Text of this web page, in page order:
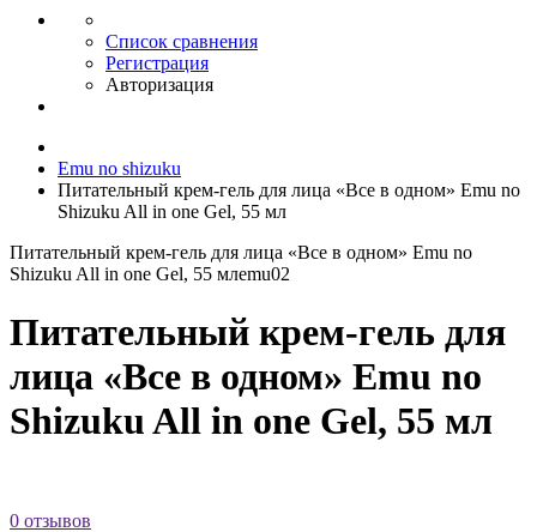
Список сравнения
Регистрация
Авторизация
Emu no shizuku
Питательный крем‑гель для лица «Все в одном» Emu no
Shizuku All in one Gel, 55 мл
Питательный крем‑гель для лица «Все в одном» Emu no
Shizuku All in one Gel, 55 млemu02
Питательный крем‑гель для
лица «Все в одном» Emu no
Shizuku All in one Gel, 55 мл
0 отзывов